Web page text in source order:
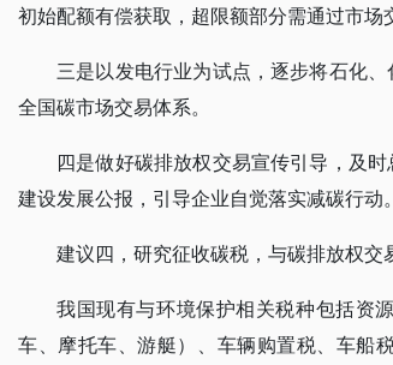
初始配额有偿获取，超限额部分需通过市场
三是以发电行业为试点，逐步将石化
全国碳市场交易体系。
四是做好碳排放权交易宣传引导，及
建设发展公报，引导企业自觉落实减碳行动。
建议四，研究征收碳税，与碳排放权交
我国现有与环境保护相关税种包括资
车、摩托车、游艇）、车辆购置税、车船